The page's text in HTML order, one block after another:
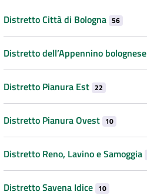
Distretto Città di Bologna 56
Distretto dell’Appennino bolognese
Distretto Pianura Est 22
Distretto Pianura Ovest 10
Distretto Reno, Lavino e Samoggia
Distretto Savena Idice 10